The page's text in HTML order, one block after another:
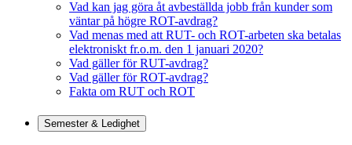
Vad kan jag göra åt avbeställda jobb från kunder som
väntar på högre ROT-avdrag?
Vad menas med att RUT- och ROT-arbeten ska betalas
elektroniskt fr.o.m. den 1 januari 2020?
Vad gäller för RUT-avdrag?
Vad gäller för ROT-avdrag?
Fakta om RUT och ROT
Semester & Ledighet